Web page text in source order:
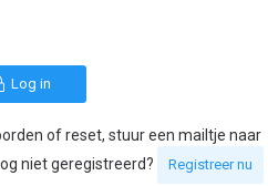
Log in
of reset, stuur een mailtje naar
niet geregistreerd?
Registreer nu